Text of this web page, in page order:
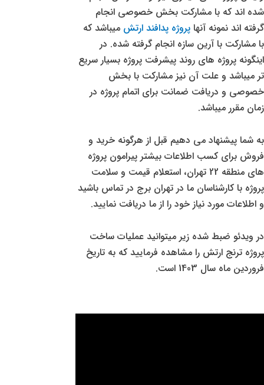
شده اند که با مشارکت بخش خصوصی انجام
گرفته اند نمونه آنها پروژه پدافند ارتش میباشد که
با مشارکت با آرین سازه انجام گرفته شده. در
اینگونه پروژه های روند پیشرفت پروژه بسیار سریع
تر میباشد و علت آن نیز مشارکت با بخش
خصوصی و دریافت ضمانت برای اتمام پروژه در
زمان مقرر میباشد.
به شما پیشنهاد می دهیم قبل از هرگونه خرید و
فروش برای کسب اطلاعات بیشتر پیرامون پروژه
های منطقه 22 تهران، استعلام قیمت و سلامت
پروژه با کارشناسان ما در تهران برج در تماس باشید
و اطلاعات مورد نیاز خود را از ما دریافت نمایید.
در ویدئو ضبط شده زیر میتوانید عملیات ساخت
پروژه ترنج ارتش را مشاهده فرمایید که به تاریخ
فروردین ماه سال 1403 است.